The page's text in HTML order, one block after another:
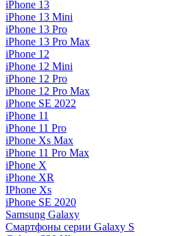
iPhone 13
iPhone 13 Mini
iPhone 13 Pro
iPhone 13 Pro Max
iPhone 12
iPhone 12 Mini
iPhone 12 Pro
iPhone 12 Pro Max
iPhone SE 2022
iPhone 11
iPhone 11 Pro
iPhone Xs Max
iPhone 11 Pro Max
iPhone X
iPhone XR
IPhone Xs
iPhone SE 2020
Samsung Galaxy
Смартфоны серии Galaxy S